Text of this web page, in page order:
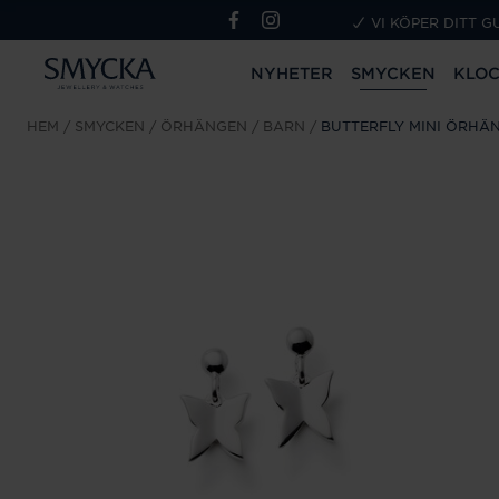
VI KÖPER DITT
NYHETER SMYCKEN
HEM SMYCKEN ÖRHÄNGEN BARN BUTTERFLY MINI